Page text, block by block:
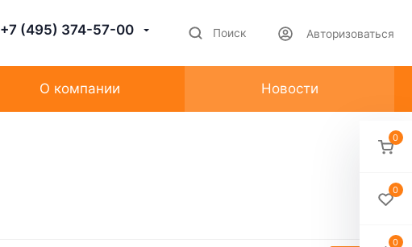
+7 (495) 374-57-00 Поиск Авторизоваться
О компании Новости
0
0
0